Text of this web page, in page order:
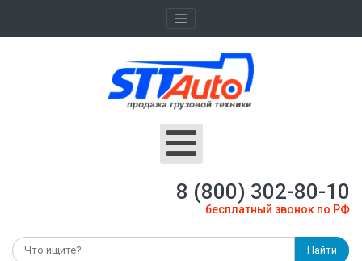
8 (800) 302-80-10
бесплатный звонок по РФ
Найти